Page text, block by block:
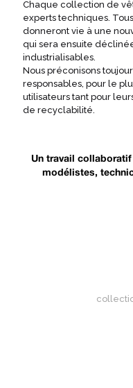
Chaque collection de
experts techniques.
donneront vie à une
qui sera ensuite
industrialisables.
Nous préconisons
responsables, pour le
utilisateurs tant pour
de recyclabilité.
Un travail
modélistes,